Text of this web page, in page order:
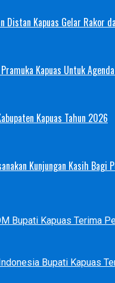
Kapuas Gelar Rakor
Kapuas Untuk
Kapuas Tahun 2026
Kunjungan Kasih
Bupati Kapuas Terima
Bupati Kapuas